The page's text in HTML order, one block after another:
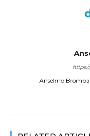
Anselmo